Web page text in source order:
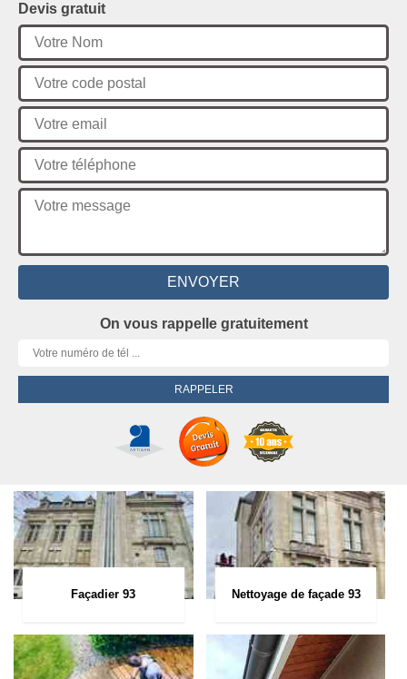
Devis gratuit
On vous rappelle gratuitement
Façadier 93 Nettoyage de façade 93